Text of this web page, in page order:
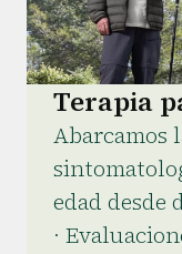
Terapia
Abarcamos
edad desde
·